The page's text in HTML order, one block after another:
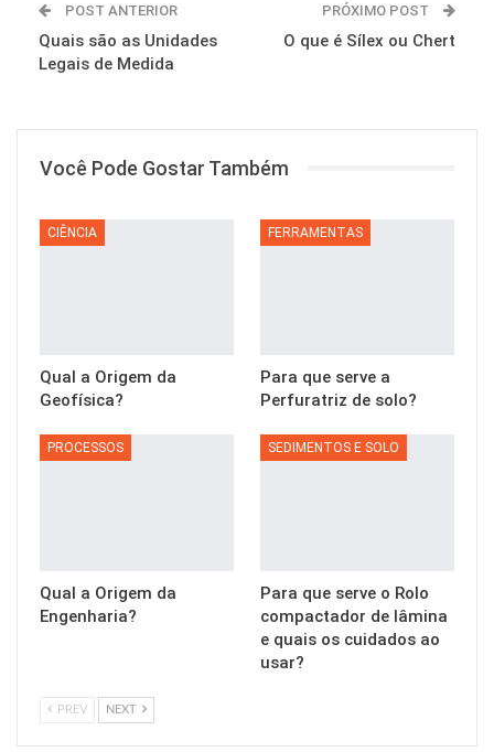
POST ANTERIOR
Quais são as Unidades
Legais de Medida
PRÓXIMO POST
O que é Sílex ou Chert
Você Pode Gostar Também
CIÊNCIA
Qual a Origem da
Geofísica?
FERRAMENTAS
Para que serve a
Perfuratriz de solo?
PROCESSOS
Qual a Origem da
Engenharia?
SEDIMENTOS E SOLO
Para que serve o Rolo
compactador de lâmina
e quais os cuidados ao
usar?
PREV NEXT